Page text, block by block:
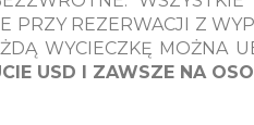
PRZY REZERWACJI Z
WYCIECZKĘ MOŻNA
USD I ZAWSZE NA